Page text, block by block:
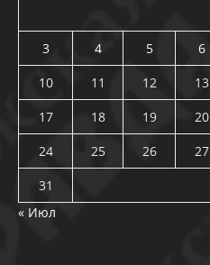
3
4 5 6
10
11 12 13
17
18 19 20
24
25 26 27
31
« Июл